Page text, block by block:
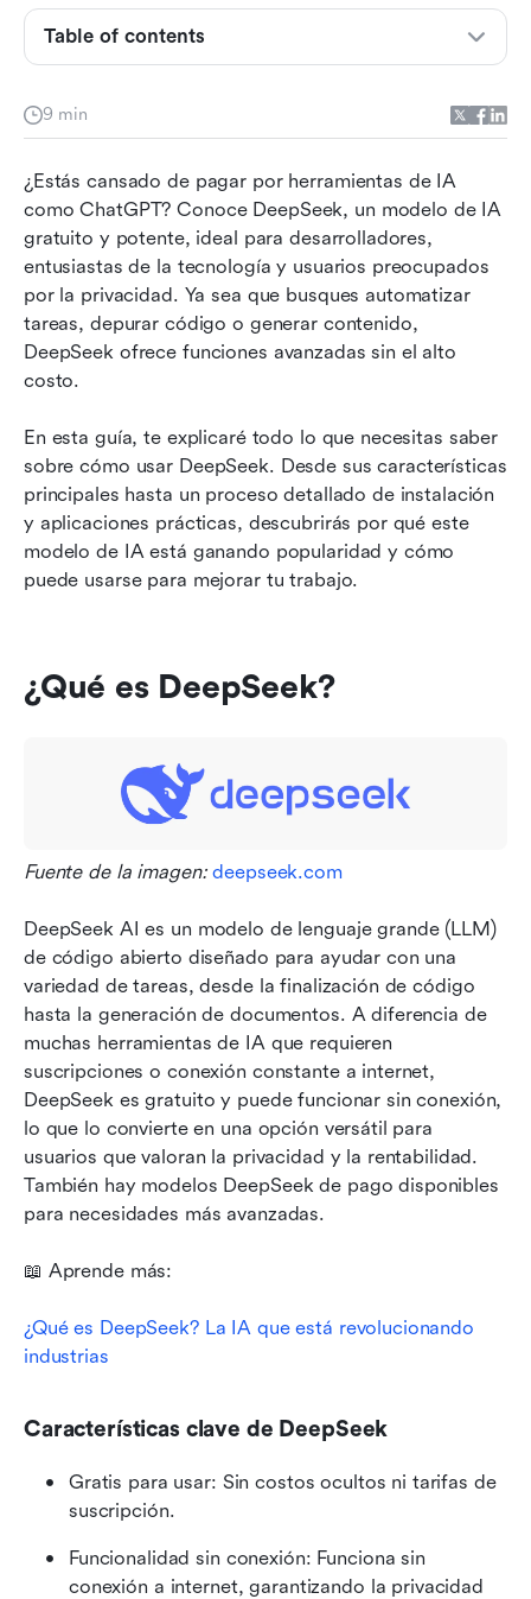
9 min
¿Estás cansado de pagar por herramientas de IA
como ChatGPT? Conoce DeepSeek, un modelo de IA
gratuito y potente, ideal para desarrolladores,
entusiastas de la tecnología y usuarios preocupados
por la privacidad. Ya sea que busques automatizar
tareas, depurar código o generar contenido,
DeepSeek ofrece funciones avanzadas sin el alto
costo.
En esta guía, te explicaré todo lo que necesitas saber
sobre cómo usar DeepSeek. Desde sus características
principales hasta un proceso detallado de instalación
y aplicaciones prácticas, descubrirás por qué este
modelo de IA está ganando popularidad y cómo
puede usarse para mejorar tu trabajo.
¿Qué es DeepSeek?
Fuente de la imagen: deepseek.com
DeepSeek AI es un modelo de lenguaje grande (LLM)
de código abierto diseñado para ayudar con una
variedad de tareas, desde la finalización de código
hasta la generación de documentos. A diferencia de
muchas herramientas de IA que requieren
suscripciones o conexión constante a internet,
DeepSeek es gratuito y puede funcionar sin conexión,
lo que lo convierte en una opción versátil para
usuarios que valoran la privacidad y la rentabilidad.
También hay modelos DeepSeek de pago disponibles
para necesidades más avanzadas.
📖 Aprende más:
¿Qué es DeepSeek? La IA que está revolucionando
industrias
Características clave de DeepSeek
Gratis para usar: Sin costos ocultos ni tarifas de
suscripción.
Funcionalidad sin conexión: Funciona sin
conexión a internet, garantizando la privacidad
Table of contents
¿Por qué usar DeepSeek AI?
DeepSeek vs. Competidores
Consejos para optimizar tu experiencia con
DeepSeek
Usa DeepSeek con Lark
Preguntas frecuentes (FAQs)
Conclusión